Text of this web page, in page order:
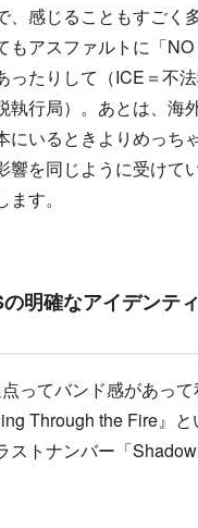
、感じることもすごく
もアスファルトに「
ったりして（ICE＝不
執行局）。あとは、海
にいるときよりめっち
響を同じように受けて
す。
の明確なアイデンテ
ってバンド感があって
Through the Fire』
ストナンバー「